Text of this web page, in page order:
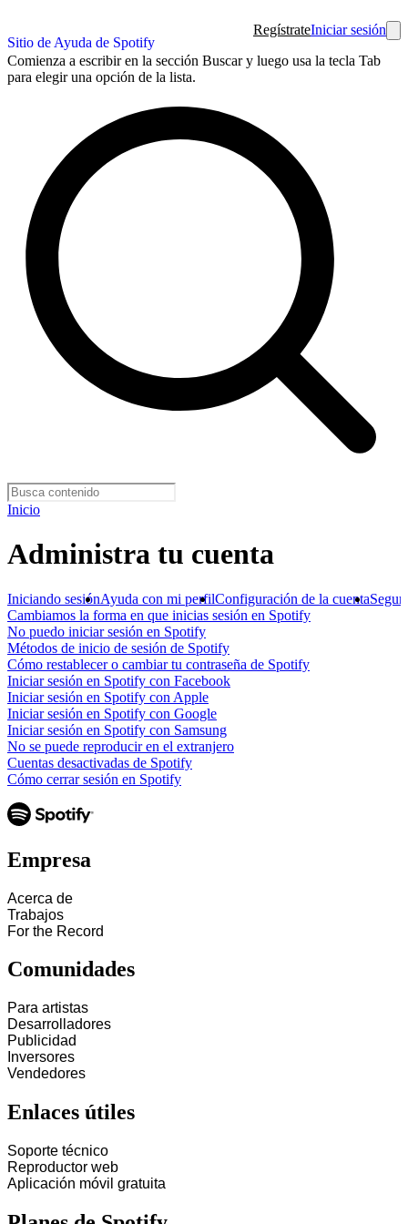
Sitio de Ayuda de Spotify
RegístrateIniciar sesión
Comienza a escribir en la sección Buscar y luego usa la tecla Tab
para elegir una opción de la lista.
Inicio
Administra tu cuenta
Iniciando sesiónAyuda con mi perfilConfiguración de la cuenta
Cambiamos la forma en que inicias sesión en Spotify
No puedo iniciar sesión en Spotify
Métodos de inicio de sesión de Spotify
Cómo restablecer o cambiar tu contraseña de Spotify
Iniciar sesión en Spotify con Facebook
Iniciar sesión en Spotify con Apple
Iniciar sesión en Spotify con Google
Iniciar sesión en Spotify con Samsung
No se puede reproducir en el extranjero
Cuentas desactivadas de Spotify
Cómo cerrar sesión en Spotify
Empresa
Acerca de
Trabajos
For the Record
Comunidades
Para artistas
Desarrolladores
Publicidad
Inversores
Vendedores
Enlaces útiles
Soporte técnico
Reproductor web
Aplicación móvil gratuita